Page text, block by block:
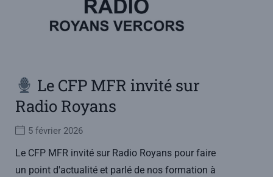
Le CFP MFR invité sur
Radio Royans
5 février 2026
Le CFP MFR invité sur Radio Royans pour faire
un point d'actualité et parlé de nos formation à